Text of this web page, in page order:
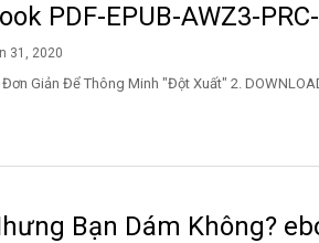
PDF-EPUB-AWZ3-
31, 2020
Đơn Giản Để Thông Minh "Đột Xuất" 2.
Bạn Dám Không?